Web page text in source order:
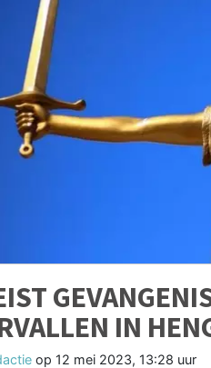
IN
op 12 mei 2023, 13:28 uur